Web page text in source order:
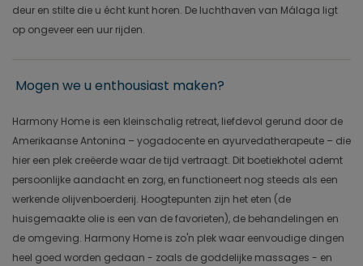
deur en stilte die u écht kunt horen. De luchthaven van Málaga ligt
op ongeveer een uur rijden.
Mogen we u enthousiast maken?
Harmony Home is een kleinschalig retreat, liefdevol gerund door de
Amerikaanse Antonina – yogadocente en ayurvedatherapeute – die
hier een plek creëerde waar de tijd vertraagt. Dit boetiekhotel ademt
persoonlijke aandacht en zorg, en functioneert nog steeds als een
werkende olijvenboerderij. Hoogtepunten zijn het eten (de
huisgemaakte olie is een van de favorieten), de behandelingen en
de omgeving. Harmony Home is zo'n plek waar eenvoudige dingen
heel goed worden gedaan - zoals de goddelijke massages - en